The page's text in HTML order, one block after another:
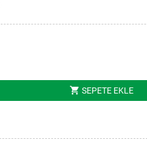
shopping_cart SEPETE EKLE